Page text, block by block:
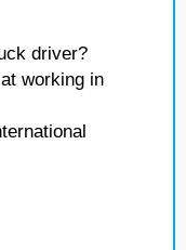
driver?
working in